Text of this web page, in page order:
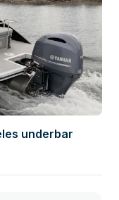
underbar